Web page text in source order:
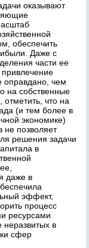
оказывают
обеспечить
Даже с
части ее
оправдано, чем
на собственные
отметить, что на
(и тем более в
экономике)
не позволяет
решения задачи
в
даже в
эффект,
процесс
ресурсами
неразвитых в
сфер